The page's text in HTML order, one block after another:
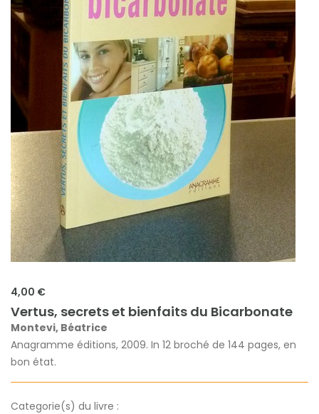
4,00 €
Vertus, secrets et bienfaits du Bicarbonate
Montevi, Béatrice
Anagramme éditions, 2009. In 12 broché de 144 pages, en
bon état.
Categorie(s) du livre :